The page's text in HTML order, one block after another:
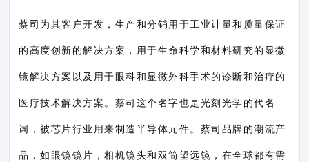
蔡司为其客户开发，生产和分销用于工业计量和质量保证
的高度创新的解决方案，用于生命科学和材料研究的显微
镜解决方案以及用于眼科和显微外科手术的诊断和治疗的
医疗技术解决方案。蔡司这个名字也是光刻光学的代名
词，被芯片行业用来制造半导体元件。蔡司品牌的潮流产
品，如眼镜镜片，相机镜头和双筒望远镜，在全球都有需